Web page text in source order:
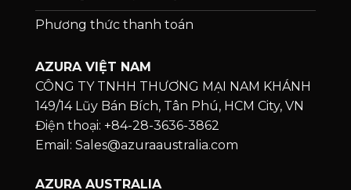
Phương thức thanh toán
AZURA VIỆT NAM
CÔNG TY TNHH THƯƠNG MẠI NAM KHÁNH
149/14 Lũy Bán Bích, Tân Phú, HCM City, VN
Điện thoại: +84-28-3636-3862
Email: Sales@azuraaustralia.com
AZURA AUSTRALIA